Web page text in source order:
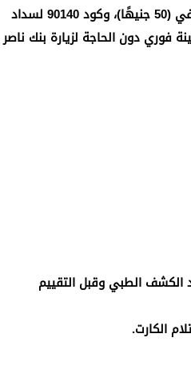
يوجد كودان رئيسيان للخدمات المتكاملة عبر فوري: 8888 لسداد رسوم التقييم الوظيفي (50 جنيهًا)، وكود 90140 لسداد
من أي ماكينة فوري دون الحاجة لزيارة بنك ناصر
رسوم الـ 50 جنيهًا المطلوبة بعد الكشف الطبي وقبل التقييم